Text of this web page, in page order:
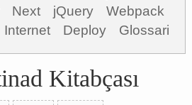
Next jQuery
Webpack
Internet Deploy Glossari
Kitabçası